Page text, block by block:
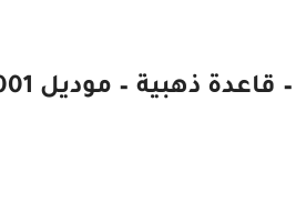
ذهبية – موديل 803101001